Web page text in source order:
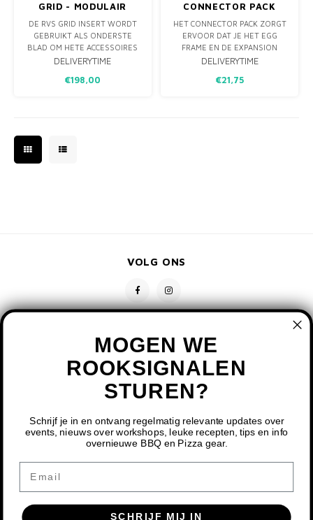
GRID - MODULAIR
TAFELSYSTEEM
DE RVS GRID INSERT WORDT
GEBRUIKT ALS ONDERSTE
BLAD OM HETE ACCESSOIRES
OP TE LEGGEN ZOALS DE
DELIVERYTIME
€198,00
CONNECTOR PACK
HET CONNECTOR PACK ZORGT
ERVOOR DAT JE HET EGG
FRAME EN DE EXPANSION
FRAME AAN ELKAAR KUNT
EIGEN OUTDOOR KEUKEN
DELIVERYTIME
€21,75
VOLG ONS
KLANTENSERVICE
MIJN ACCOUNT
DOOR HET GEBRUIKEN VAN ONZE WEBSITE, GA JE
AKKOORD MET HET GEBRUIK VAN COOKIES OM ONZE
MOGEN WE
ROOKSIGNALEN
STUREN?
Schrijf je in en ontvang regelmatig relevante updates over
events, nieuws over workshops, leuke recepten, tips en info
overnieuwe BBQ en Pizza gear.
Email
SCHRIJF MIJ IN